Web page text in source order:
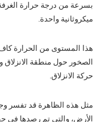
بسرعة من درجة حرارة
ميكروثانية واحدة.
هذا المستوى من الحرارة
الصخور حول منطقة
حركة الانزلاق.
مثل هذه الظاهرة قد تفسر
الأرض، والتي تم رصدها في